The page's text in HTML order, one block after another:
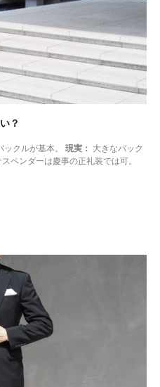
？
クルが基本。 現実：
大きなバック
ペンダーは慶事の正礼装では可。